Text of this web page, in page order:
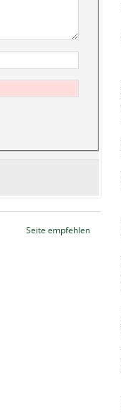
Seite empfehlen